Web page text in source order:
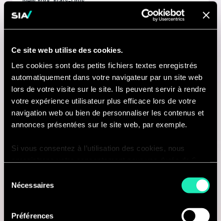
Ce site web utilise des cookies.
Les cookies sont des petits fichiers textes enregistrés
automatiquement dans votre navigateur par un site web
lors de votre visite sur le site. Ils peuvent servir à rendre
votre expérience utilisateur plus efficace lors de votre
navigation web ou bien de personnaliser les contenus et
annonces présentées sur le site web, par exemple.
Si vous consentez à l’utilisation des cookies, nous
consentir à cette utilisation à nouveau. Si vous ne
fonctionnement et ne personnalisera pas votre
Nécessaires
Préférences
Consulting
MANUFACTURING
Consultant - Transport,
Manufacturing & Retail - Bureau de
Lyon
Lyon, France